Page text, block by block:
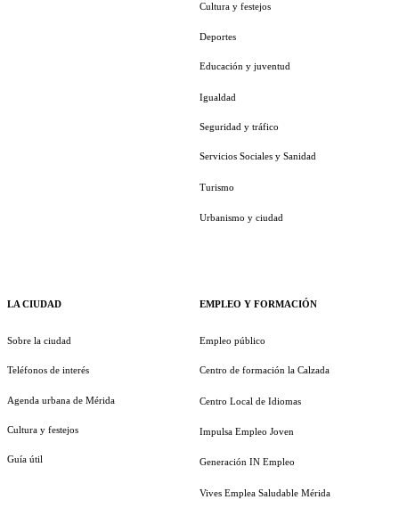
LA CIUDAD
Sobre la ciudad
Teléfonos de interés
Agenda urbana de Mérida
Cultura y festejos
Guía útil
Cultura y festejos
Deportes
Educación y juventud
Igualdad
Seguridad y tráfico
Servicios Sociales y Sanidad
Turismo
Urbanismo y ciudad
EMPLEO Y FORMACIÓN
Empleo público
Centro de formación la Calzada
Centro Local de Idiomas
Impulsa Empleo Joven
Generación IN Empleo
Vives Emplea Saludable Mérida